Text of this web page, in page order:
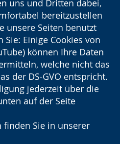
uns und Dritten dabei,
bereitzustellen
unsere Seiten benutzt
Einige Cookies von
können Ihre Daten
welche nicht das
der DS-GVO entspricht.
jederzeit über die
auf der Seite
Sie in unserer